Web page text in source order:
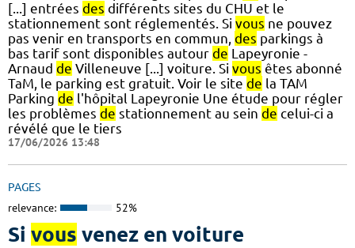
[...] entrées des différents sites du CHU et le
stationnement sont réglementés. Si vous ne pouvez
pas venir en transports en commun, des parkings à
bas tarif sont disponibles autour de Lapeyronie -
Arnaud de Villeneuve [...] voiture. Si vous êtes abonné
TaM, le parking est gratuit. Voir le site de la TAM
Parking de l'hôpital Lapeyronie Une étude pour régler
les problèmes de stationnement au sein de celui-ci a
révélé que le tiers
17/06/2026 13:48
PAGES
relevance: 52%
Si vous venez en voiture